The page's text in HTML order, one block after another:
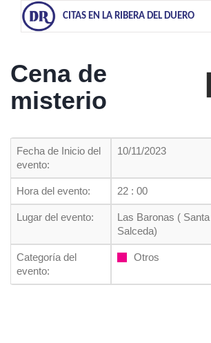
CITAS EN LA RIBERA DEL DUERO
Cena de
misterio
Fecha de Inicio del
evento:
10/11/2023
Hora del evento: 22 : 00
Lugar del evento:
Las Baronas (
Salceda)
Categoría del
evento:
Otros